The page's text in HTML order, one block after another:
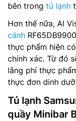
bên trong tủ lạnh
Hơn thế nữa, AI
cánh
thực phẩm hiện
chính xác. Từ đó
lãng phí thực
thực đơn dinh
Tủ lạnh
quầy Minibar